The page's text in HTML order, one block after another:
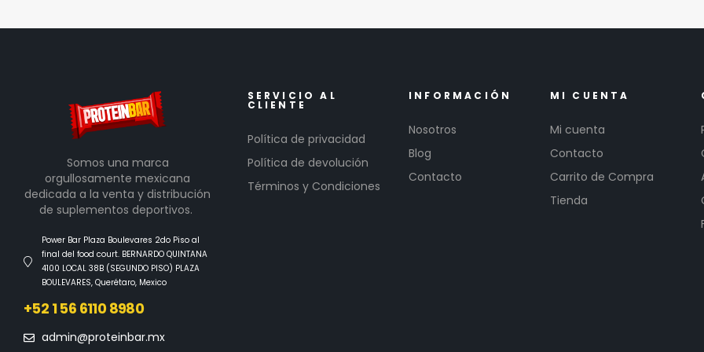
Somos una marca
orgullosamente mexicana
dedicada a la venta y distribución
de suplementos deportivos.
Power Bar Plaza Boulevares 2do Piso al
final del food court. BERNARDO QUINTANA
4100 LOCAL 38B (SEGUNDO PISO) PLAZA
BOULEVARES, Querétaro, Mexico
+52 1 56 6110 8980
admin@proteinbar.mx
SERVICIO AL
CLIENTE
Política de privacidad
Política de devolución
Términos y Condiciones
INFORMACIÓN
Nosotros
Blog
Contacto
MI CUENTA
Mi cuenta
Contacto
Carrito de Compra
Tienda